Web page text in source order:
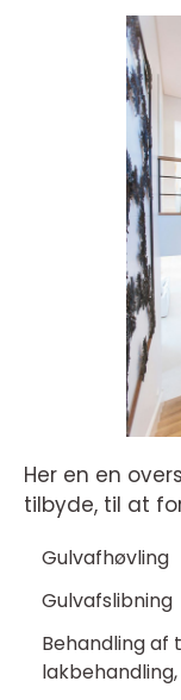
Her en en
tilbyde, til at
Gulvafhøvling
Gulvafslibning
Behandling